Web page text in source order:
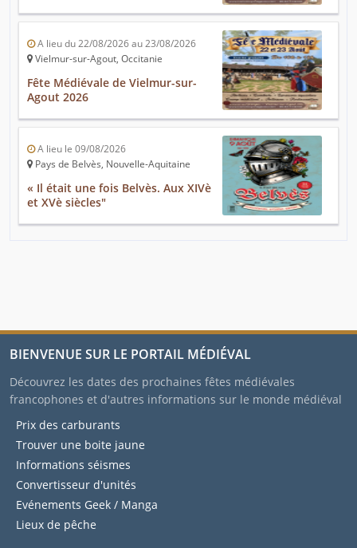
A lieu du 22/08/2026 au 23/08/2026
Vielmur-sur-Agout, Occitanie
Fête Médiévale de Vielmur-sur-
Agout 2026
A lieu le 09/08/2026
Pays de Belvès, Nouvelle-Aquitaine
« Il était une fois Belvès. Aux XIVè
et XVè siècles"
BIENVENUE SUR LE PORTAIL MÉDIÉVAL
Découvrez les dates des prochaines fêtes médiévales
francophones et d'autres informations sur le monde médiéval
Prix des carburants
Trouver une boite jaune
Informations séismes
Convertisseur d'unités
Evénements Geek / Manga
Lieux de pêche